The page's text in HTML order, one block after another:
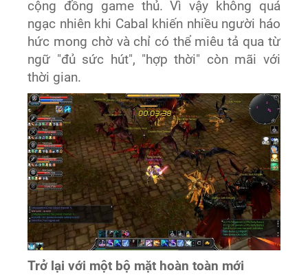
cộng đồng game thủ. Vì vậy không quá
ngạc nhiên khi Cabal khiến nhiều người háo
hức mong chờ và chỉ có thể miêu tả qua từ
ngữ "đủ sức hút", "hợp thời" còn mãi với
thời gian.
Trở lại với một bộ mặt hoàn toàn mới